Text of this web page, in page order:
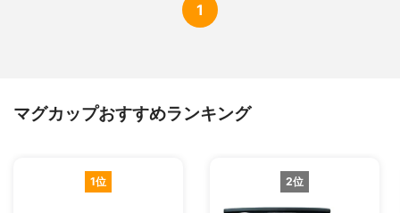
1
マグカップおすすめランキング
1位 2位